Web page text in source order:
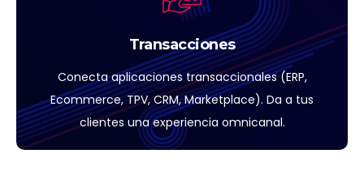
Transacciones
Conecta aplicaciones transaccionales (ERP,
Ecommerce, TPV, CRM, Marketplace). Da a tus
clientes una experiencia omnicanal.